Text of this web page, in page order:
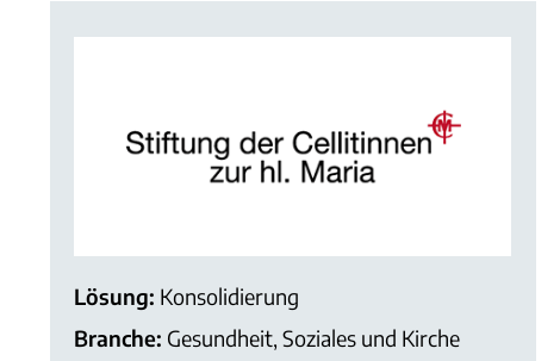
Lösung: Konsolidierung
Branche: Gesundheit, Soziales und Kirche